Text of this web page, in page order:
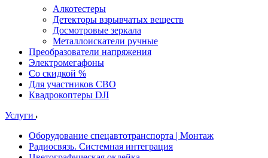
Алкотестеры
Детекторы взрывчатых веществ
Досмотровые зеркала
Металлоискатели ручные
Преобразователи напряжения
Электромегафоны
Со скидкой %
Для участников СВО
Квадрокоптеры DJI
Услуги
Оборудование спецавтотранспорта | Монтаж
Радиосвязь. Системная интеграция